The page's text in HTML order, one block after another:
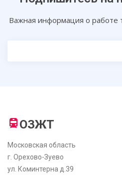
Важная информация о работе
ОЗЖТ
Московская область
г. Орехово-Зуево
ул. Коминтерна д.39